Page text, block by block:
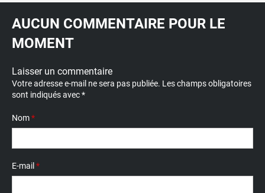
AUCUN COMMENTAIRE POUR LE
MOMENT
Laisser un commentaire
Votre adresse e-mail ne sera pas publiée. Les champs obligatoires
sont indiqués avec*
Nom*
E-mail *